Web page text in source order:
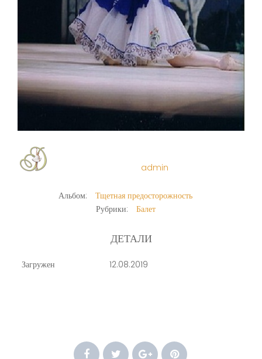
admin
Альбом:
Тщетная предосторожность
Рубрики:
Балет
ДЕТАЛИ
Загружен 12.08.2019